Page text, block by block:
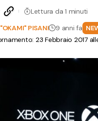
23 Febbraio 2017
PISANI 9 anni fa
Lettura da 1 minuti